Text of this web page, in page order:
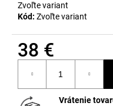
Zvoľte variant
Kód: Zvoľte variant
38 €
cena:
Vrátenie